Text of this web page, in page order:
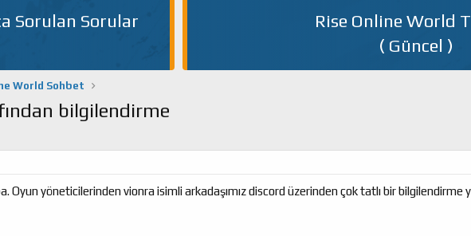
Sorulan Sorular
Rise Online World
( Güncel )
World Sohbet
bilgilendirme
Oyun yöneticilerinden vionra isimli arkadaşımız discord üzerinden çok tatlı bir bilgilendirme